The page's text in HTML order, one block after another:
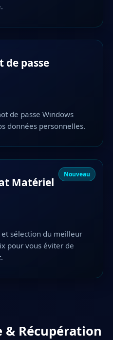
de passe
de passe Windows
données personnelles.
Nouveau
Matériel
sélection du meilleur
pour vous éviter de
& Récupération